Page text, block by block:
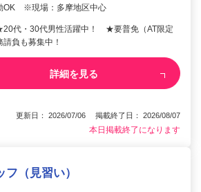
※現場：多摩地区中心
代・30代男性活躍中！ ★要普免（AT限定
負も募集中！
詳細を見る
更新日： 2026/07/06 掲載終了日： 2026/08/07
本日掲載終了になります
（見習い）